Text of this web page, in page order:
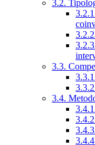
3.2.
3.3.
3.4.